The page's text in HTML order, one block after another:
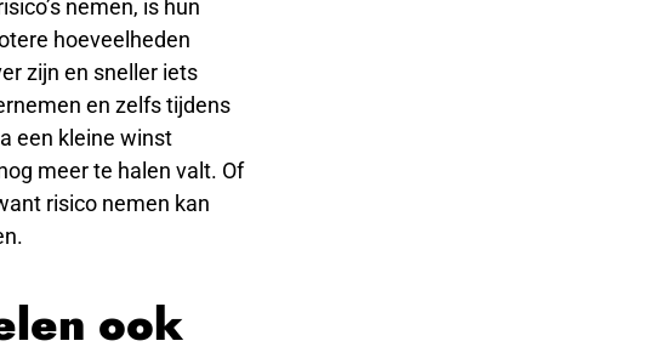
nemen, is hun
hoeveelheden
zijn en sneller iets
en zelfs tijdens
een kleine winst
meer te halen valt. Of
risico nemen kan
ook